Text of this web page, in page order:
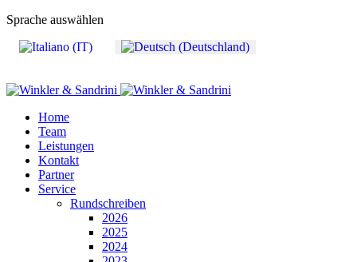
Sprache auswählen
Home
Team
Leistungen
Kontakt
Partner
Service
Rundschreiben
2026
2025
2024